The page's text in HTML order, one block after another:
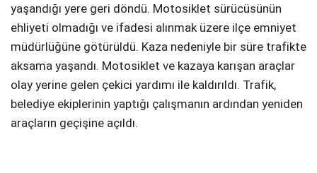
yaşandığı yere geri döndü. Motosiklet sürücüsünün
ehliyeti olmadığı ve ifadesi alınmak üzere ilçe emniyet
müdürlüğüne götürüldü. Kaza nedeniyle bir süre trafikte
aksama yaşandı. Motosiklet ve kazaya karışan araçlar
olay yerine gelen çekici yardımı ile kaldırıldı. Trafik,
belediye ekiplerinin yaptığı çalışmanın ardından yeniden
araçların geçişine açıldı.